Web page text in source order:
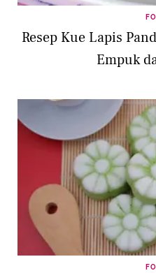
Resep Kue Lapis
Empuk